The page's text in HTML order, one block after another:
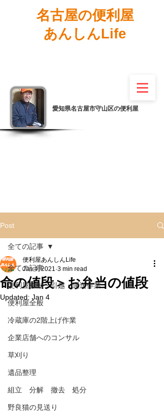
名古屋の便利屋
あんしんLife
愛知県名古屋市守山区の便利屋
Post
全ての記事
便利屋移動・引越・運送作業
便利屋全般
冷蔵庫の2階上げ作業
企業店舗へのコンサル
草刈り
遺品整理
組立 分解 撤去 処分
野良猫の見送り
全ての記事
命の値段＞お弁当の値段
便利屋あんしんLife
Jan 4, 2021 3 min read
Updated: Jan 4